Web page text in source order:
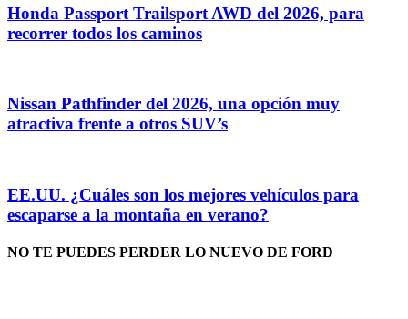
Honda Passport Trailsport AWD del 2026, para
recorrer todos los caminos
Nissan Pathfinder del 2026, una opción muy
atractiva frente a otros SUV’s
EE.UU. ¿Cuáles son los mejores vehículos para
escaparse a la montaña en verano?
NO TE PUEDES PERDER LO NUEVO DE FORD